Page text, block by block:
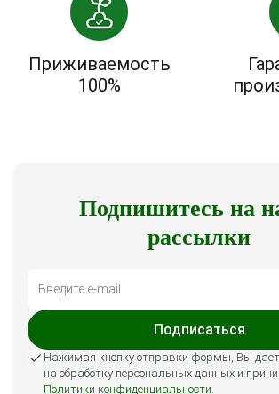
Приживаемость
100%
Подпишитесь на
рассылки
Подписаться
Нажимая кнопку отправки формы, Вы
на обработку персональных данных и
Политики конфиденциальности.